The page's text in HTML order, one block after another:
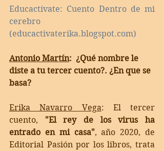
Educactívate: Cuento Dentro de mi
cerebro
(educactivaterika.blogspot.com)
Antonio Martín:  ¿Qué nombre le
diste a tu tercer cuento?. ¿En que se
basa?
Erika Navarro Vega: El tercer
cuento, "El rey de los virus ha
entrado en mi casa", año 2020, de
Editorial Pasión por los libros, trata